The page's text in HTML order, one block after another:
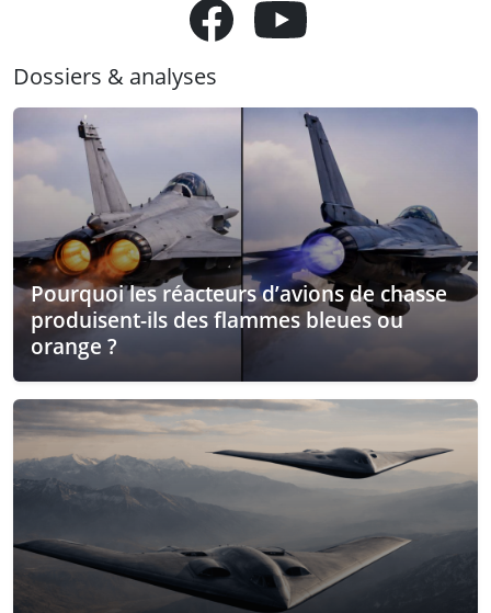
Dossiers & analyses
Pourquoi les réacteurs d’avions de chasse
produisent-ils des flammes bleues ou
orange ?